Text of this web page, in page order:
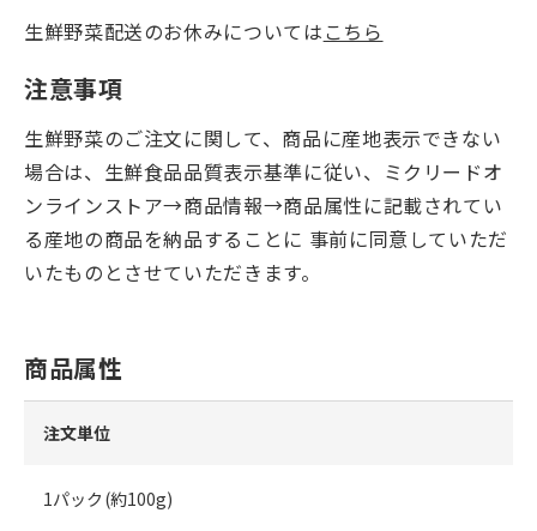
生鮮野菜配送のお休みについては こちら
注意事項
生鮮野菜のご注文に関して、商品に産地表示できない
場合は、生鮮食品品質表示基準に従い、ミクリードオ
ンラインストア→商品情報→商品属性に記載されてい
る産地の商品を納品することに 事前に同意していただ
いたものとさせていただきます。
商品属性
注文単位
1パック(約100g)